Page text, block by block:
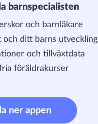
barnspecialisten
och barnläkare
och ditt barns utveckling
och tillväxtdata
föräldrakurser
ner appen